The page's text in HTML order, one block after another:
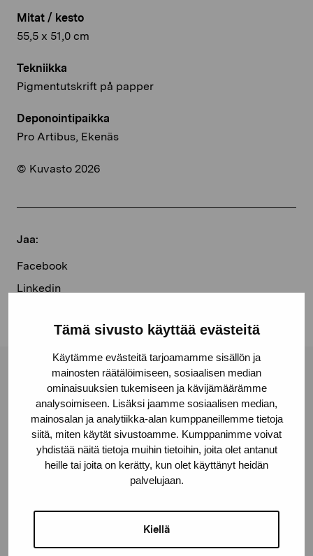
Tämä sivusto käyttää evästeitä
Käytämme evästeitä tarjoamamme sisällön ja
mainosten räätälöimiseen, sosiaalisen median
ominaisuuksien tukemiseen ja kävijämäärämme
analysoimiseen. Lisäksi jaamme sosiaalisen median,
mainosalan ja analytiikka-alan kumppaneillemme tietoja
siitä, miten käytät sivustoamme. Kumppanimme voivat
yhdistää näitä tietoja muihin tietoihin, joita olet antanut
heille tai joita on kerätty, kun olet käyttänyt heidän
palvelujaan.
Kiellä
Mitat / kesto
55,5 x 51,0 cm
Tekniikka
Pigmentutskrift på papper
Deponointipaikka
Pro Artibus, Ekenäs
© Kuvasto 2026
Jaa:
Facebook
Linkedin
Pro Artibus -säätiö
Kustaa Vaasan katu 11
10600 Tammisaari
proartibus@proartibus.fi